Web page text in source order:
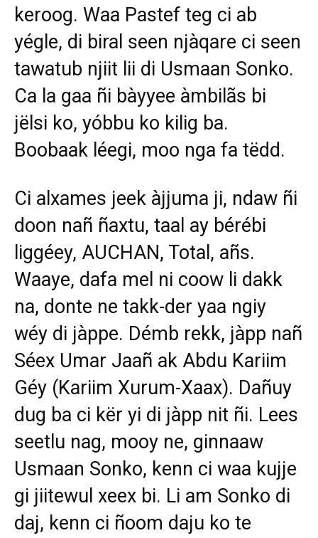
keroog. Waa Pastef teg ci ab
yégle, di biral seen njàqare ci seen
tawatub njiit lii di Usmaan Sonko.
Ca la gaa ñi bàyyee àmbilãs bi
jëlsi ko, yóbbu ko kilig ba.
Boobaak léegi, moo nga fa tëdd.
Ci alxames jeek àjjuma ji, ndaw ñi
doon nañ ñaxtu, taal ay bérébi
liggéey, AUCHAN, Total, añs.
Waaye, dafa mel ni coow li dakk
na, donte ne takk-der yaa ngiy
wéy di jàppe. Démb rekk, jàpp nañ
Séex Umar Jaañ ak Abdu Kariim
Géy (Kariim Xurum-Xaax). Dañuy
dug ba ci kër yi di jàpp nit ñi. Lees
seetlu nag, mooy ne, ginnaaw
Usmaan Sonko, kenn ci waa kujje
gi jiitewul xeex bi. Li am Sonko di
daj, kenn ci ñoom daju ko te